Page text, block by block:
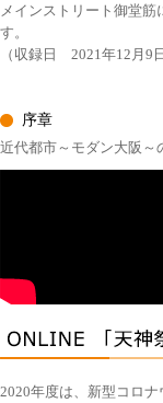
メインストリート御堂
す。
（収録日 2021年12月9日
序章
近代都市～モダン大阪～
2020年度は、新型コロ